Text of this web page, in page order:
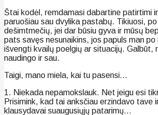
Štai kodėl, remdamasi dabartine patirtimi
paruošiau sau dvylika pastabų. Tikiuosi,
dešimtmečių, jei dar būsiu gyva ir mūsų
pats savęs nesunaikins, jos papuls man po
išvengti kvailų poelgių ar situacijų. Galbūt,
naudingo ir sau.
Taigi, mano miela, kai tu pasensi…
1. Niekada nepamokslauk. Net jeigu esi
Prisimink, kad tai anksčiau erzindavo tave
klausydavai suaugusiųjų patarimų…